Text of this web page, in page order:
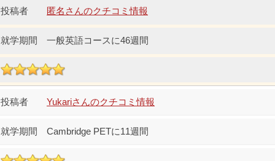
匿名さんのクチコミ情報
一般英語コースに46週間
Yukariさんのクチコミ情報
Cambridge PETに11週間